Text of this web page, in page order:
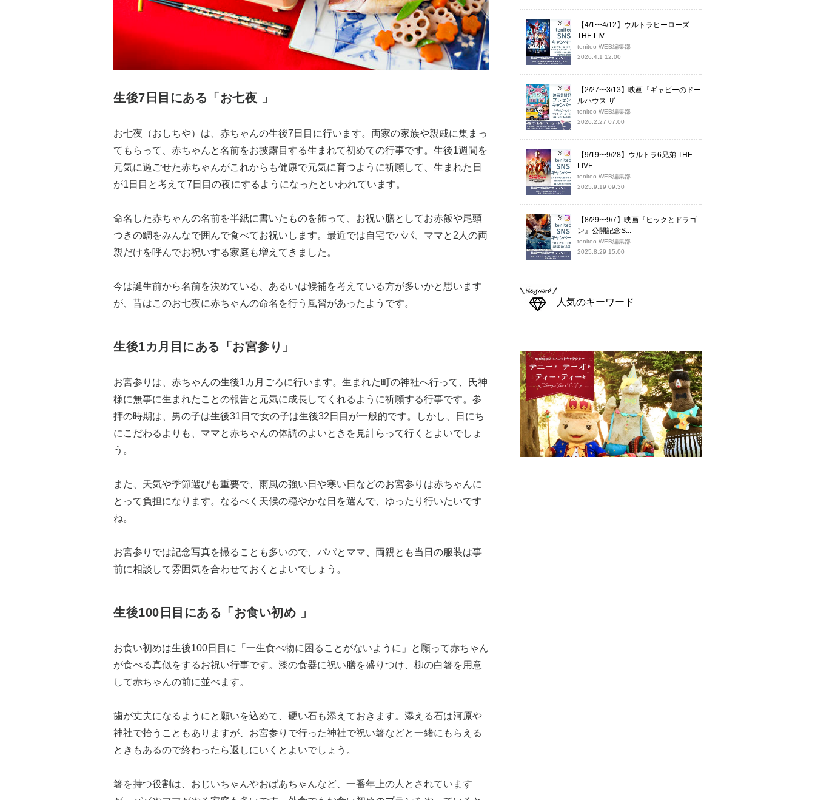
生後7日目にある「お七夜 」
お七夜（おしちや）は、赤ちゃんの生後7日目に行います。両家の家族や親戚に集まっ
てもらって、赤ちゃんと名前をお披露目する生まれて初めての行事です。生後1週間を
元気に過ごせた赤ちゃんがこれからも健康で元気に育つように祈願して、生まれた日
が1日目と考えて7日目の夜にするようになったといわれています。
命名した赤ちゃんの名前を半紙に書いたものを飾って、お祝い膳としてお赤飯や尾頭
つきの鯛をみんなで囲んで食べてお祝いします。最近では自宅でパパ、ママと2人の両
親だけを呼んでお祝いする家庭も増えてきました。
今は誕生前から名前を決めている、あるいは候補を考えている方が多いかと思います
が、昔はこのお七夜に赤ちゃんの命名を行う風習があったようです。
生後1カ月目にある「お宮参り」
お宮参りは、赤ちゃんの生後1カ月ごろに行います。生まれた町の神社へ行って、氏神
様に無事に生まれたことの報告と元気に成長してくれるように祈願する行事です。参
拝の時期は、男の子は生後31日で女の子は生後32日目が一般的です。しかし、日にち
にこだわるよりも、ママと赤ちゃんの体調のよいときを見計らって行くとよいでしょ
う。
また、天気や季節選びも重要で、雨風の強い日や寒い日などのお宮参りは赤ちゃんに
とって負担になります。なるべく天候の穏やかな日を選んで、ゆったり行いたいです
ね。
お宮参りでは記念写真を撮ることも多いので、パパとママ、両親とも当日の服装は事
前に相談して雰囲気を合わせておくとよいでしょう。
生後100日目にある「お食い初め 」
お食い初めは生後100日目に「一生食べ物に困ることがないように」と願って赤ちゃん
が食べる真似をするお祝い行事です。漆の食器に祝い膳を盛りつけ、柳の白箸を用意
して赤ちゃんの前に並べます。
歯が丈夫になるようにと願いを込めて、硬い石も添えておきます。添える石は河原や
神社で拾うこともありますが、お宮参りで行った神社で祝い箸などと一緒にもらえる
ときもあるので終わったら返しにいくとよいでしょう。
箸を持つ役割は、おじいちゃんやおばあちゃんなど、一番年上の人とされています
【4/1〜4/12】ウルトラヒーローズ
THE LIV...
teniteo WEB編集部
2026.4.1 12:00
【2/27〜3/13】映画『ギャビーのドー
ルハウス ザ...
teniteo WEB編集部
2026.2.27 07:00
【9/19〜9/28】ウルトラ6兄弟 THE
LIVE...
teniteo WEB編集部
2025.9.19 09:30
【8/29〜9/7】映画『ヒックとドラゴ
ン』公開記念S...
teniteo WEB編集部
2025.8.29 15:00
人気のキーワード